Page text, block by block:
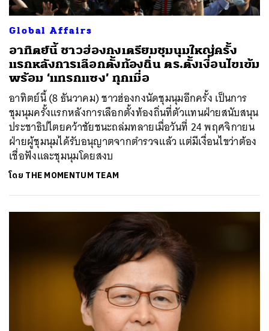
Global Affairs
อาทิตย์นี้ ชาวฮ่องกงเตรียมชุมนุมใหญ่ครั้ง
แรกหลังการเลือกตั้งท้องถิ่น ตร.ตั้งเงื่อนไขเข้ม
พร้อม ‘แทรกแซง’ ทุกเมื่อ
อาทิตย์นี้ (8 ธันวาคม) ชาวฮ่องกงนัดชุมนุมอีกครั้ง เป็นการ
ชุมนุมครั้งแรกหลังการเลือกตั้งท้องถิ่นที่ตัวแทนฝ่ายสนับสนุน
ประชาธิปไตยคว้าชัยชนะถล่มทลายเมื่อวันที่ 24 พฤศจิกายน
ฝ่ายผู้ชุมนุมได้รับอนุญาตจากตำรวจแล้ว แต่มีเงื่อนไขว่าต้อง
เชื่อฟังและชุมนุมโดยสงบ
โดย THE MOMENTUM TEAM